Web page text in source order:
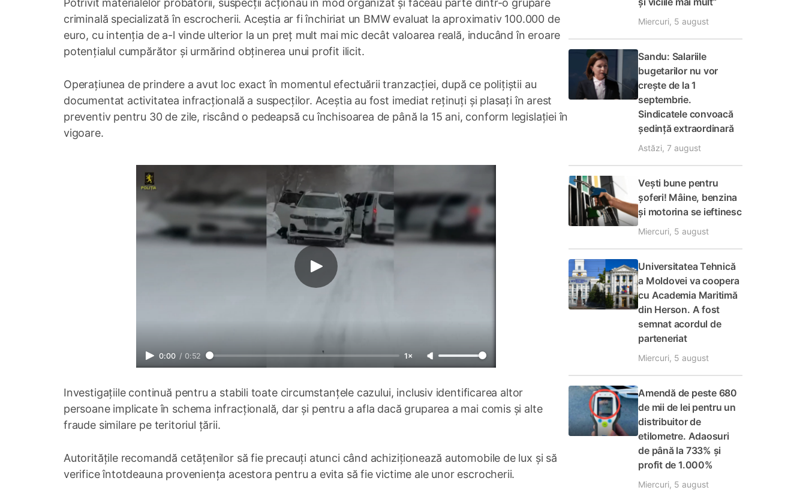
Potrivit materialelor probatorii, suspecții acționau în mod organizat și făceau parte dintr-o grupare
criminală specializată în escrocherii. Aceștia ar fi închiriat un BMW evaluat la aproximativ 100.000 de
euro, cu intenția de a-l vinde ulterior la un preț mult mai mic decât valoarea reală, inducând în eroare
potențialul cumpărător și urmărind obținerea unui profit ilicit.
Operațiunea de prindere a avut loc exact în momentul efectuării tranzacției, după ce polițiștii au
documentat activitatea infracțională a suspecților. Aceștia au fost imediat reținuți și plasați în arest
preventiv pentru 30 de zile, riscând o pedeapsă cu închisoarea de până la 15 ani, conform legislației în
vigoare.
0:00 / 0:52 1×
Investigațiile continuă pentru a stabili toate circumstanțele cazului, inclusiv identificarea altor
persoane implicate în schema infracțională, dar și pentru a afla dacă gruparea a mai comis și alte
fraude similare pe teritoriul țării.
Autoritățile recomandă cetățenilor să fie precauți atunci când achiziționează automobile de lux și să
verifice întotdeauna proveniența acestora pentru a evita să fie victime ale unor escrocherii.
Miercuri, 5 august
Sandu: Salariile
bugetarilor nu vor
crește de la 1
septembrie.
Sindicatele convoacă
ședință extraordinară
Astăzi, 7 august
Vești bune pentru
șoferi! Mâine, benzina
și motorina se ieftinesc
Miercuri, 5 august
Universitatea Tehnică
a Moldovei va coopera
cu Academia Maritimă
din Herson. A fost
semnat acordul de
parteneriat
Miercuri, 5 august
Amendă de peste 680
de mii de lei pentru un
distribuitor de
etilometre. Adaosuri
de până la 733% și
profit de 1.000%
Miercuri, 5 august